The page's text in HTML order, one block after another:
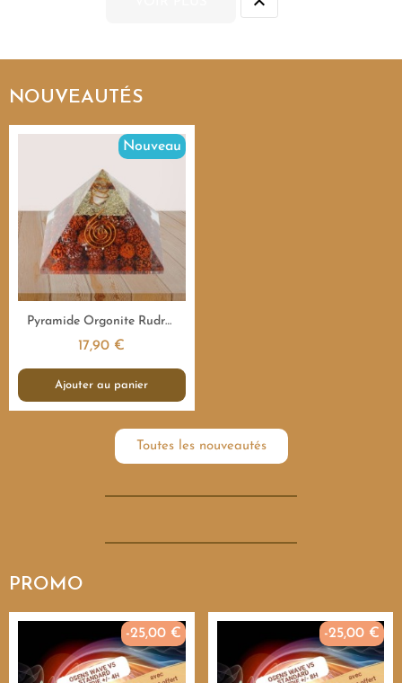
NOUVEAUTÉS
Aperçu rapide
Nouveau
Pyramide Orgonite Rudraksha Sacrée - 7,5 cm
17,90 €
Ajouter au panier
Toutes les nouveautés
PROMO
-25,00 € -25,00 €